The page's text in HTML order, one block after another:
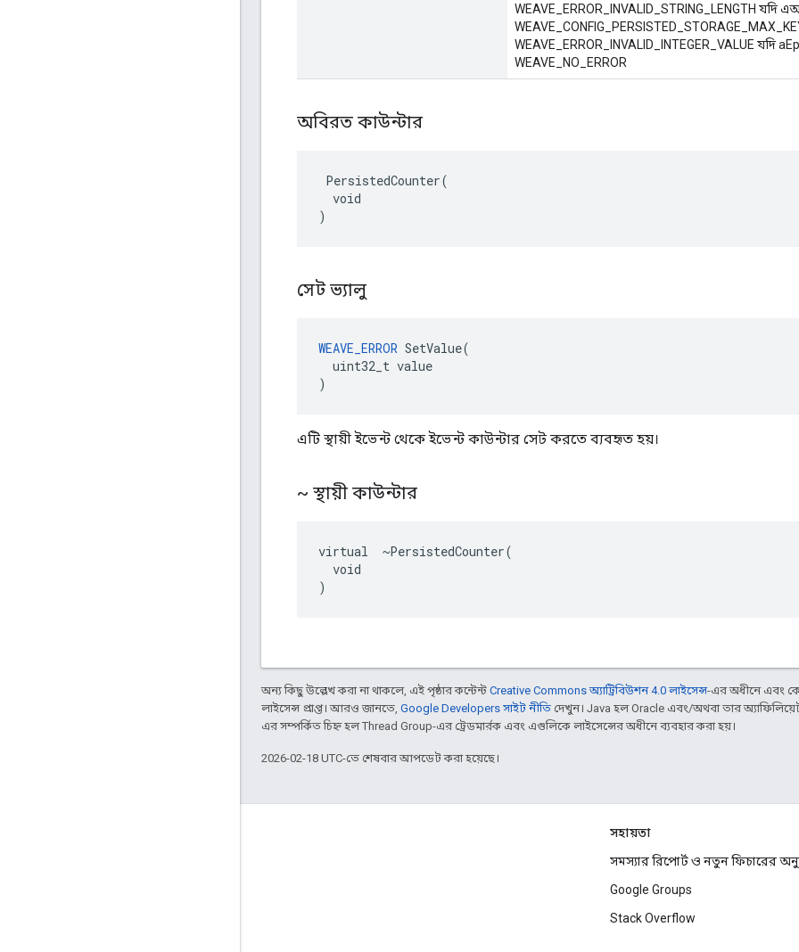
WEAVE_ERROR_INVALID_STRING_LENGTH যদি
WEAVE_ERROR_INVALID_INTEGER_VALUE যদি
WEAVE_NO_ERROR
অবিরত কাউন্টার
PersistedCounter(
  void
)
সেট ভ্যালু
WEAVE_ERROR SetValue(
  uint32_t value
)
এটি স্থায়ী ইভেন্ট থেকে ইভেন্ট কাউন্টার সেট করতে ব্যবহৃত হয়।
~ স্থায়ী কাউন্টার
virtual  ~PersistedCounter(
  void
)
অন্য কিছু উল্লেখ করা না থাকলে, এই পৃষ্ঠার কন্টেন্ট Creative Commons অ্যাট্রিবিউশন 4.0 লাইসেন্স-এর অধীনে এবং
লাইসেন্স প্রাপ্ত। আরও জানতে, Google Developers সাইট নীতি দেখুন। Java হল Oracle এবং/অথবা তার অ্যাফিলিয়েট
এর সম্পর্কিত চিহ্ন হল Thread Group-এর ট্রেডমার্রক এবং এগুলিকে লাইসেন্সের অধীনে ব্যবহার করা হয়।
2026-02-18 UTC-তে শেষবার আপডেট করা হয়েছে।
সহায়তা
সমস্যার রিপোর্ট ও নতুন ফিচারের
Google Groups
Stack Overflow